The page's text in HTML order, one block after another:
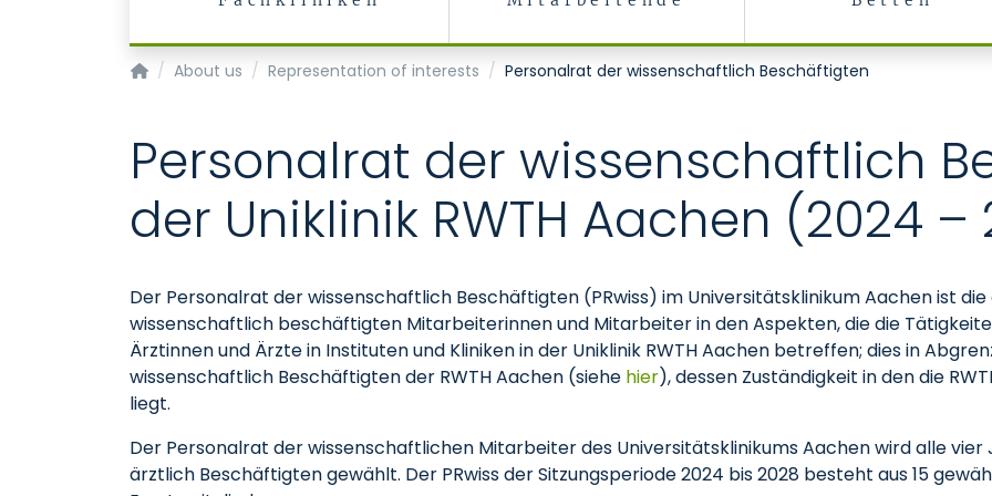
Homepage of Uniklinik RWTH Aachen
About us Representation of interests Personalrat der wissenschaftlich Beschäftigten
Personalrat der wissenschaftlich
der Uniklinik RWTH Aachen (2024 –
Der Personalrat der wissenschaftlich Beschäftigten (PRwiss) im Universitätsklinikum Aachen ist
wissenschaftlich beschäftigten Mitarbeiterinnen und Mitarbeiter in den Aspekten, die die
Ärztinnen und Ärzte in Instituten und Kliniken in der Uniklinik RWTH Aachen betreffen; dies in
wissenschaftlich Beschäftigten der RWTH Aachen (siehe hier), dessen Zuständigkeit in den die
liegt.
Der Personalrat der wissenschaftlichen Mitarbeiter des Universitätsklinikums Aachen wird alle
ärztlich Beschäftigten gewählt. Der PRwiss der Sitzungsperiode 2024 bis 2028 besteht aus 15